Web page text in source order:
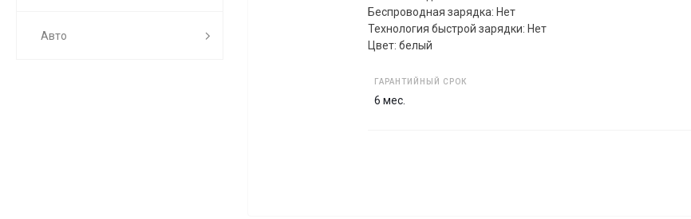
Авто
Беспроводная зарядка: Нет
Технология быстрой зарядки: Нет
Цвет: белый
ГАРАНТИЙНЫЙ СРОК
6 мес.